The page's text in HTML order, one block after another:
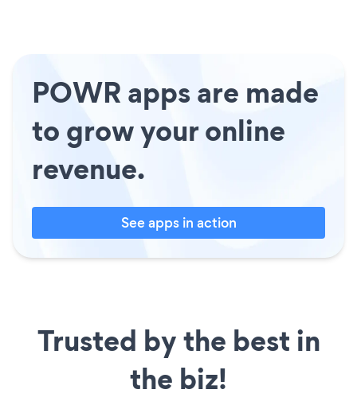
POWR apps are made
to grow your online
revenue.
See apps in action
Trusted by the best in
the biz!